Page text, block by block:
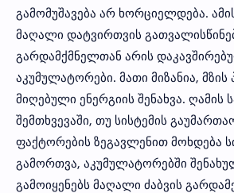
გამომუშავება არ ხორციელდება.
მაღალი დატვირთვის
გარდამქმნელთან არის
აკუმულატორები. მათი მიზანია, მზის
მიღებული ენერგიის შენახვა. ღამის
შემთხვევაში, თუ სისტემის
ფაქტორების ზეგავლენით მოხდება
გამორთვა, აკუმულატორებში
გამოიყენებს მაღალი ძაბვის